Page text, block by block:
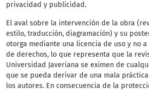
privacidad y publicidad.
El aval sobre la intervención de la obra
estilo, traducción, diagramación) y su
otorga mediante una licencia de uso y no
de derechos, lo que representa que la
Universidad Javeriana se eximen de
que se pueda derivar de una mala
los autores. En consecuencia de la